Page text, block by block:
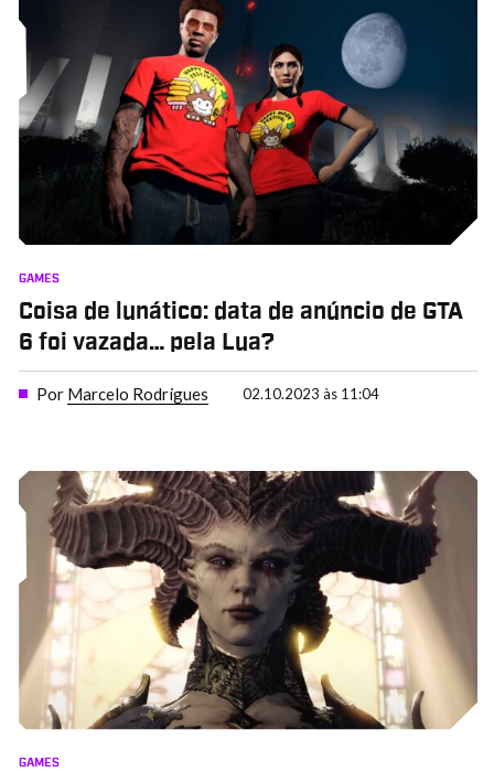
GAMES
Coisa de lunático: data de anúncio de GTA
6 foi vazada… pela Lua?
Por Marcelo Rodrigues 02.10.2023 às 11:04
GAMES